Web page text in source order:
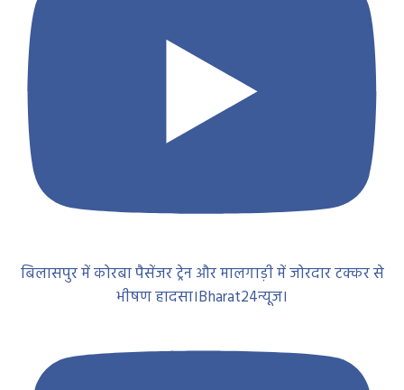
बिलासपुर में कोरबा पैसेंजर ट्रेन और मालगाड़ी में जोरदार टक्कर से
भीषण हादसा।Bharat24न्यूज।